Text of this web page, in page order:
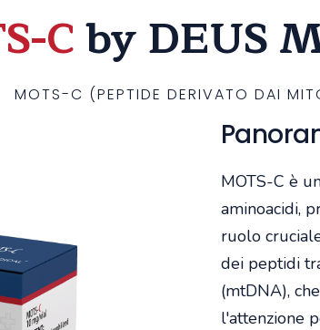
Cby DEUS
MOTS-C (PEPTIDE DERIVATO DAI
MOTS-C è
aminoacidi,
ruolo
dei peptidi
(mtDNA),
l'attenzione